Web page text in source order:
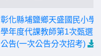
彰化縣埔鹽鄉天盛國民小學
學年度代課教師第1次甄選
公告(一次公告分次招考)